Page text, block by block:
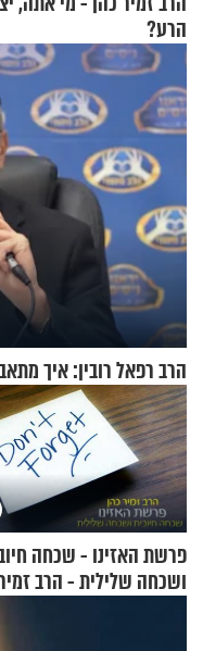
הרע?
הרב רפאל רובין: איך
פרשת האזינו - שכחה
ושכחה שלילית - הרב